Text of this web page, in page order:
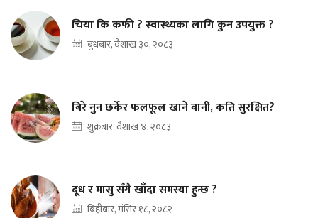
चिया कि कफी ? स्वास्थ्यका लागि कुन उपयुक्त ?
बुधबार, वैशाख ३०, २०८३
बिरे नुन छर्केर फलफूल खाने बानी, कति सुरक्षित?
शुक्रबार, वैशाख ४, २०८३
दूध र मासु सँगै खाँदा समस्या हुन्छ ?
बिहीबार, मंसिर १८, २०८२